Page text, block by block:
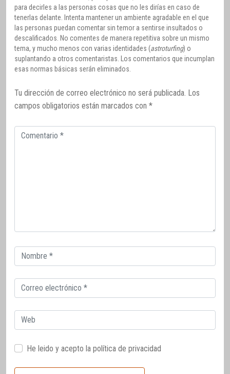
para decirles a las personas cosas que no les dirías en caso de
tenerlas delante. Intenta mantener un ambiente agradable en el que
las personas puedan comentar sin temor a sentirse insultados o
descalificados. No comentes de manera repetitiva sobre un mismo
tema, y mucho menos con varias identidades (astroturfing) o
suplantando a otros comentaristas. Los comentarios que incumplan
esas normas básicas serán eliminados.
Tu dirección de correo electrónico no será publicada. Los
campos obligatorios están marcados con *
Comentario
Correo
electrónico
Correo
electrónico
Web
He leido y acepto la política de privacidad